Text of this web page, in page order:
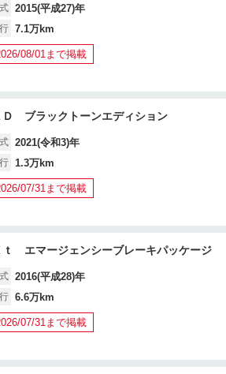
2015(平成27)年
7.1万km
08/01まで掲載
ブラックトーンエディション
2021(令和3)年
1.3万km
07/31まで掲載
エマージェンシーブレーキパッケージ
2016(平成28)年
6.6万km
07/31まで掲載